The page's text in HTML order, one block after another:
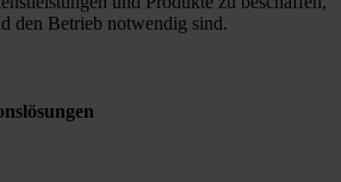
den Betrieb notwendig sind.